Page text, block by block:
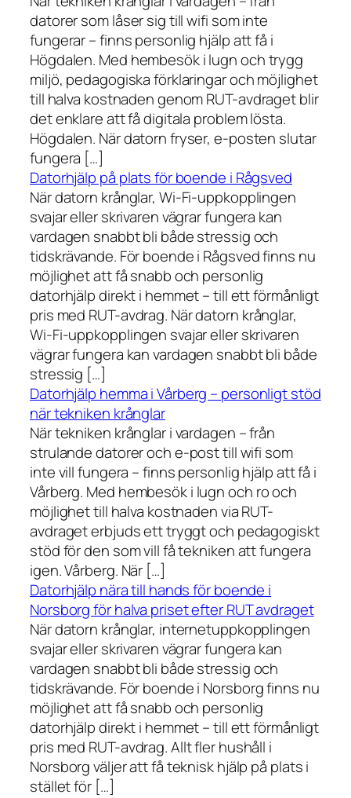
datorer som låser sig till wifi som inte
fungerar – finns personlig hjälp att få i
Högdalen. Med hembesök i lugn och trygg
miljö, pedagogiska förklaringar och möjlighet
till halva kostnaden genom RUT-avdraget blir
det enklare att få digitala problem lösta.
Högdalen. När datorn fryser, e-posten slutar
fungera […]
Datorhjälp på plats för boende i Rågsved
När datorn krånglar, Wi-Fi-uppkopplingen
svajar eller skrivaren vägrar fungera kan
vardagen snabbt bli både stressig och
tidskrävande. För boende i Rågsved finns nu
möjlighet att få snabb och personlig
datorhjälp direkt i hemmet – till ett förmånligt
pris med RUT-avdrag. När datorn krånglar,
Wi-Fi-uppkopplingen svajar eller skrivaren
vägrar fungera kan vardagen snabbt bli både
stressig […]
Datorhjälp hemma i Vårberg – personligt stöd
när tekniken krånglar
När tekniken krånglar i vardagen – från
strulande datorer och e-post till wifi som
inte vill fungera – finns personlig hjälp att få i
Vårberg. Med hembesök i lugn och ro och
möjlighet till halva kostnaden via RUT-
avdraget erbjuds ett tryggt och pedagogiskt
stöd för den som vill få tekniken att fungera
igen. Vårberg. När […]
Datorhjälp nära till hands för boende i
Norsborg för halva priset efter RUT avdraget
När datorn krånglar, internetuppkopplingen
svajar eller skrivaren vägrar fungera kan
vardagen snabbt bli både stressig och
tidskrävande. För boende i Norsborg finns nu
möjlighet att få snabb och personlig
datorhjälp direkt i hemmet – till ett förmånligt
pris med RUT-avdrag. Allt fler hushåll i
Norsborg väljer att få teknisk hjälp på plats i
stället för […]